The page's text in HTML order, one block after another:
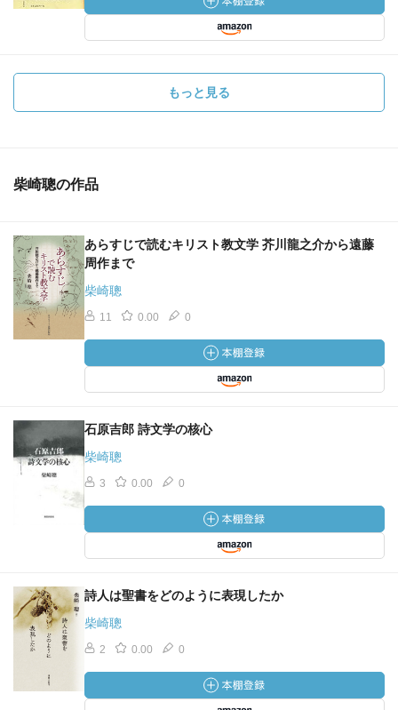
もっと見る
柴崎聰の作品
あらすじで読むキリスト教文学 芥川龍之介から遠藤
周作まで
柴崎聰
11 0.00 0
石原吉郎 詩文学の核心
柴崎聰
3 0.00 0
詩人は聖書をどのように表現したか
柴崎聰
2 0.00 0